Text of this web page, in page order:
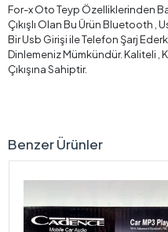
For-x Oto Teyp Özelliklerinden
Çıkışlı Olan Bu Ürün Bluetooth ,
Bir Usb Girişi ile Telefon Şarj
Dinlemeniz Mümkündür. Kaliteli ,
Çıkışına Sahiptir.
Benzer Ürünler